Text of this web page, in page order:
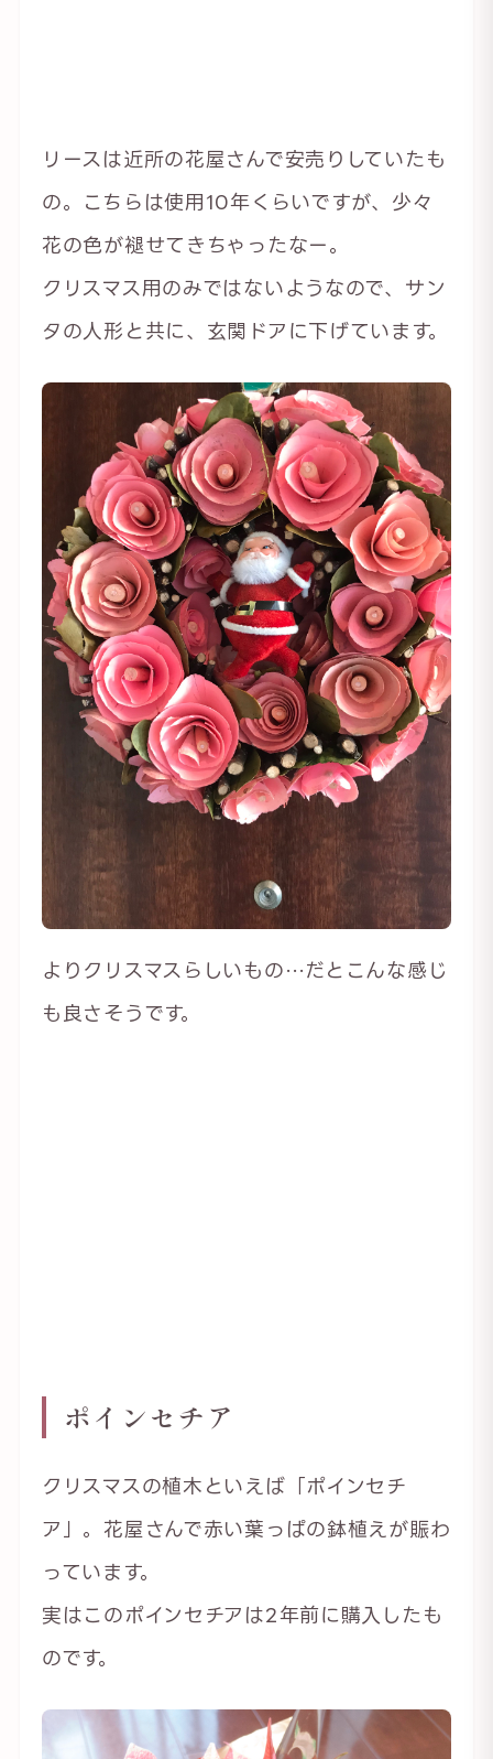
リースは近所の花屋さんで安売りしていたも
の。こちらは使用10年くらいですが、少々
花の色が褪せてきちゃったなー。
クリスマス用のみではないようなので、サン
タの人形と共に、玄関ドアに下げています。
よりクリスマスらしいもの…だとこんな感じ
も良さそうです。
ポインセチア
クリスマスの植木といえば「ポインセチ
ア」。花屋さんで赤い葉っぱの鉢植えが賑わ
っています。
実はこのポインセチアは2年前に購入したも
のです。